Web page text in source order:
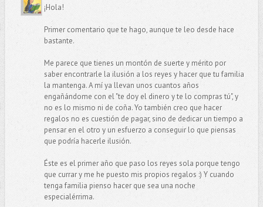
¡Hola!
Primer comentario que te hago, aunque te leo desde hace
bastante.
Me parece que tienes un montón de suerte y mérito por
saber encontrarle la ilusión a los reyes y hacer que tu familia
la mantenga. A mí ya llevan unos cuantos años
engañándome con el "te doy el dinero y te lo compras tú", y
no es lo mismo ni de coña. Yo también creo que hacer
regalos no es cuestión de pagar, sino de dedicar un tiempo a
pensar en el otro y un esfuerzo a conseguir lo que piensas
que podría hacerle ilusión.
Éste es el primer año que paso los reyes sola porque tengo
que currar y me he puesto mis propios regalos :) Y cuando
tenga familia pienso hacer que sea una noche
especialérrima.